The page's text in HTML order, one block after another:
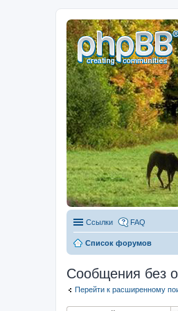
Ссылки FAQ
Список форумов
Сообщения без
Перейти к расширенному